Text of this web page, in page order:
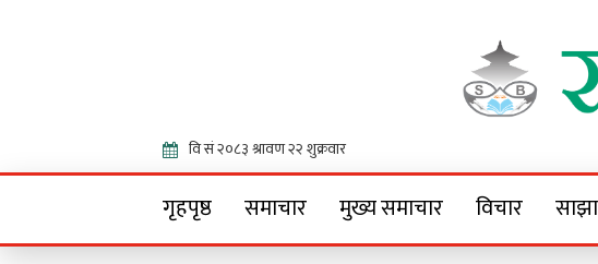
गृहपृष्ठ समाचार मुख्य समाचार विचार